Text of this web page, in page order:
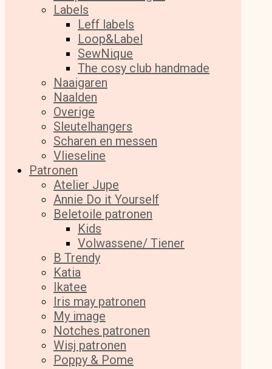
Labels
Leff labels
Loop&Label
SewNique
The cosy club handmade
Naaigaren
Naalden
Overige
Sleutelhangers
Scharen en messen
Vlieseline
Patronen
Atelier Jupe
Annie Do it Yourself
Beletoile patronen
Kids
Volwassene/ Tiener
B Trendy
Katia
Ikatee
Iris may patronen
My image
Notches patronen
Wisj patronen
Poppy & Pome